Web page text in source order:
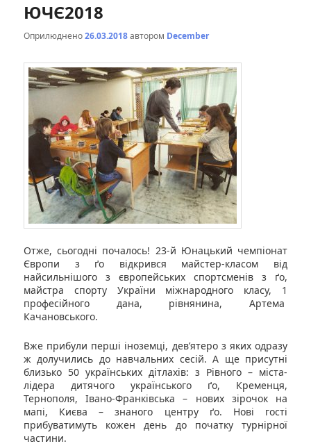
ЮЧЄ2018
Оприлюднено26.03.2018автором December
Отже, сьогодні почалось! 23-й Юнацький чемпіонат
Європи з ґо відкрився майстер-класом від
найсильнішого з європейських спортсменів з ґо,
майстра спорту України міжнародного класу, 1
професійного дана, рівнянина, Артема
Качановського.
Вже прибули перші іноземці, дев’ятеро з яких одразу
ж долучились до навчальних сесій. А ще присутні
близько 50 українських дітлахів: з Рівного – міста-
лідера дитячого українського ґо, Кременця,
Тернополя, Івано-Франківська – нових зірочок на
мапі, Києва – знаного центру ґо. Нові гості
прибуватимуть кожен день до початку турнірної
частини.